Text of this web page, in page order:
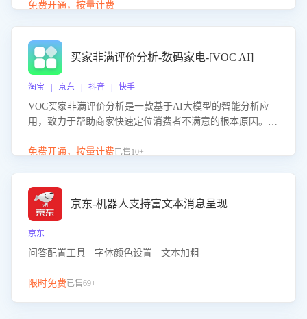
别客户情绪、归因争议根源，并客观评估客服应对合理性与
能力，阻断差评扩散，维护品牌声誉，实现客户满意度的持
续提升。
免费开通，按量计费
买家非满评价分析-数码家电-[VOC AI]
淘宝 | 京东 | 抖音 | 快手
VOC买家非满评价分析是一款基于AI大模型的智能分析应
用，致力于帮助商家快速定位消费者不满意的根本原因。该
客服原因或其它部门原因，明确责任归属，提供可落地的改
改，有效提升客户满意度和店铺整体服务质量。
免费开通，按量计费已售10+
京东-机器人支持富文本消息呈现
京东
问答配置工具 · 字体颜色设置 · 文本加粗
限时免费已售69+